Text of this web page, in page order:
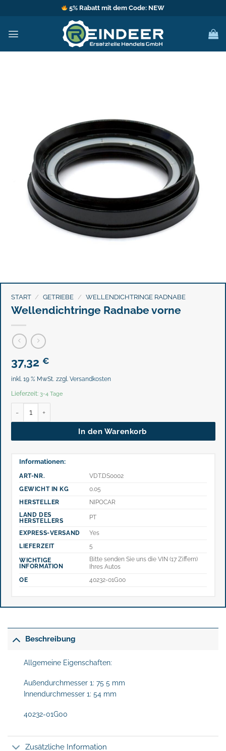
springen
5% Rabatt mit dem Code: NEW
START / GETRIEBE / WELLENDICHTRINGE RADNABE
Wellendichtringe Radnabe vorne
37,32 €
inkl. 19 % MwSt. zzgl. Versandkosten
Lieferzeit: 3-4 Tage
In den Warenkorb
Informationen:
ART-NR.
VDT.DS0002
GEWICHT IN KG
0.05
HERSTELLER
NIPOCAR
LAND DES
HERSTELLERS
PT
EXPRESS-VERSAND
Yes
LIEFERZEIT
5
WICHTIGE
INFORMATION
Bitte senden Sie uns die VIN (17 Ziffern)
Ihres Autos
OE
40232-01G00
Beschreibung
Allgemeine Eigenschaften:
Außendurchmesser 1: 75 5 mm
Innendurchmesser 1: 54 mm
40232-01G00
Zusätzliche Information